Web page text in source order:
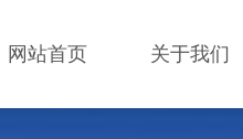
网站首页 关于我们